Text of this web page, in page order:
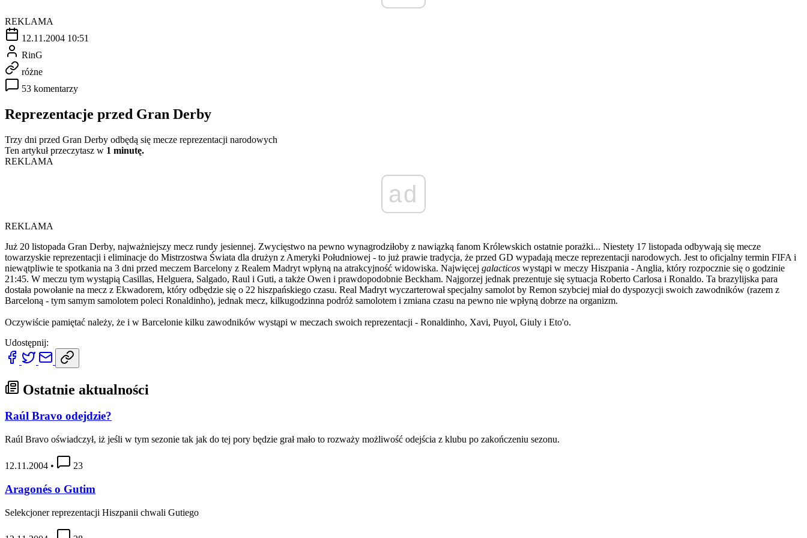
REKLAMA
12.11.2004 10:51
RinG
różne
53 komentarzy
Reprezentacje przed Gran Derby
Trzy dni przed Gran Derby odbędą się mecze reprezentacji narodowych
Ten artykuł przeczytasz w 1 minutę.
REKLAMA
ad
REKLAMA
Już 20 listopada Gran Derby, najważniejszy mecz rundy jesiennej. Zwycięstwo na pewno wynagrodziłoby z nawiązką fanom Królewskich ostatnie porażki... Niestety 17 listopada odbywają się mecze
towarzyskie reprezentacji i eliminacje do Mistrzostwa Świata dla drużyn z Ameryki Południowej - to już prawie tradycja, że przed GD wypadają mecze reprezentacji narodowych. Jest to oficjalny termin FIFA i
niewątpliwie te spotkania na 3 dni przed meczem Barcelony z Realem Madryt wpłyną na atrakcyjność widowiska. Najwięcej galacticos wystąpi w meczy Hiszpania - Anglia, który rozpocznie się o godzinie
21:45. W meczu tym wystąpią Casillas, Helguera, Salgado, Raul i Guti, a także Owen i prawdopodobnie Beckham. Najgorzej jednak prezentuje się sytuacja Roberto Carlosa i Ronaldo. Ta brazylijska para
dostała powołanie na mecz z Ekwadorem, który odbędzie się o 22 hiszpańskiego czasu. Real Madryt wyczarterował specjalny samolot by Remon szybciej miał do dyspozycji swoich zawodników (razem z
Barceloną - tym samym samolotem poleci Ronaldinho), jednak mecz, kilkugodzinna podróż samolotem i zmiana czasu na pewno nie wpłyną dobrze na organizm.
Oczywiście pamiętać należy, że i w Barcelonie kilku zawodników wystąpi w meczach swoich reprezentacji - Ronaldinho, Xavi, Puyol, Giuly i Eto'o.
Udostępnij:
Ostatnie aktualności
Raúl Bravo odejdzie?
Raúl Bravo oświadczył, iż jeśli w tym sezonie tak jak do tej pory będzie grał mało to rozważy możliwość odejścia z klubu po zakończeniu sezonu.
12.11.2004 • 23
Aragonés o Gutim
Selekcjoner reprezentacji Hiszpanii chwali Gutiego